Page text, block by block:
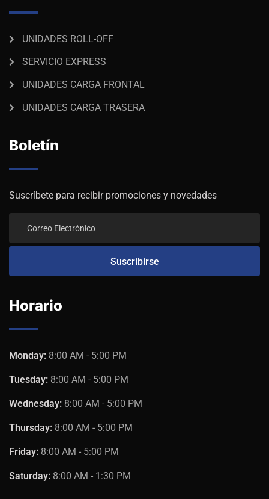
UNIDADES ROLL-OFF
SERVICIO EXPRESS
UNIDADES CARGA FRONTAL
UNIDADES CARGA TRASERA
Boletín
Suscríbete para recibir promociones y novedades
Horario
Monday: 8:00 AM - 5:00 PM
Tuesday: 8:00 AM - 5:00 PM
Wednesday: 8:00 AM - 5:00 PM
Thursday: 8:00 AM - 5:00 PM
Friday: 8:00 AM - 5:00 PM
Saturday: 8:00 AM - 1:30 PM